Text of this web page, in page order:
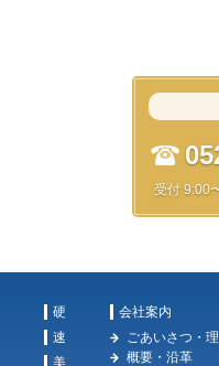
受付 9:00
硬
速
美
会社案内
ごあいさつ・
概要・沿革